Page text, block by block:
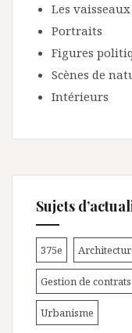
Les
Portraits
Figures
Scènes de
Intérieurs
Sujets
375e
Gestion de contrats
Urbanisme